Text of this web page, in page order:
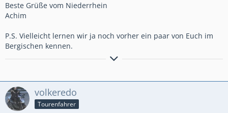
Beste Grüße vom Niederrhein
Achim
P.S. Vielleicht lernen wir ja noch vorher ein paar von Euch im
Bergischen kennen.
AT AS Tricolor SD06 klassisch
CT Pearl White klassisch mit 88 Tkm an Sohn abgegeben
volkeredo
Tourenfahrer